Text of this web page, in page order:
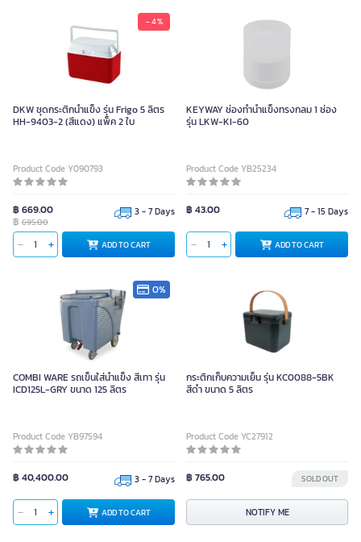
- 4 %
DKW ชุดกระติกน้ำแข็ง รุ่น Frigo 5 ลิตร
HH-9403-2 (สีแดง) แพ็ค 2 ใบ
Product Code Y090793
฿ 669.00
฿ 695.00
3 - 7 Days
ADD TO CART
KEYWAY ช่องทำน้ำแข็งทรงกลม 1 ช่อง
รุ่น LKW-KI-60
Product Code YB25234
฿ 43.00 7 - 15 Days
ADD TO CART
0%
COMBI WARE รถเข็นใส่น้ำแข็ง สีเทา รุ่น
ICD125L-GRY ขนาด 125 ลิตร
Product Code YB97594
฿ 40,400.00 3 - 7 Days
ADD TO CART
กระติกเก็บความเย็น รุ่น KC0088-5BK
สีดำ ขนาด 5 ลิตร
Product Code YC27912
฿ 765.00 SOLD OUT
NOTIFY ME